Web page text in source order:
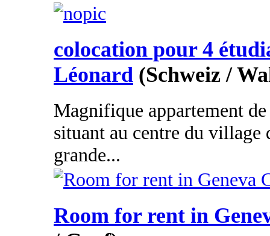
colocation pour 4
Léonard (Schweiz /
Magnifique appartement
situant au centre du village
grande...
Room for rent in